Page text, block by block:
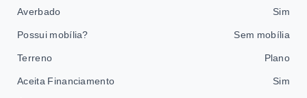
Averbado Sim
Possui mobília? Sem mobília
Terreno Plano
Aceita Financiamento Sim